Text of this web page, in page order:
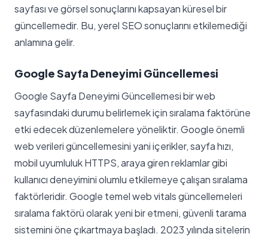
sayfası ve görsel sonuçlarını kapsayan küresel bir
güncellemedir. Bu, yerel SEO sonuçlarını etkilemediği
anlamına gelir.
Google Sayfa Deneyimi Güncellemesi
Google Sayfa Deneyimi Güncellemesi bir web
sayfasındaki durumu belirlemek için sıralama faktörüne
etki edecek düzenlemelere yöneliktir. Google önemli
web verileri güncellemesini yani içerikler, sayfa hızı,
mobil uyumluluk HTTPS, araya giren reklamlar gibi
kullanıcı deneyimini olumlu etkilemeye çalışan sıralama
faktörleridir. Google temel web vitals güncellemeleri
sıralama faktörü olarak yeni bir etmeni, güvenli tarama
sistemini öne çıkartmaya başladı. 2023 yılında sitelerin